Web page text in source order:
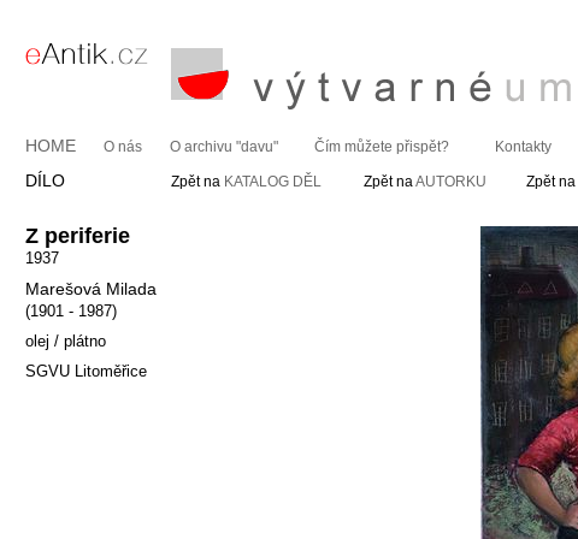
HOME O nás O archivu "davu" Čím můžete přispět? Kontakty
DÍLO Zpět na KATALOG DĚL Zpět naAUTORKU Zpět na
Z periferie
1937
Marešová Milada
(1901 - 1987)
olej / plátno
SGVU Litoměřice